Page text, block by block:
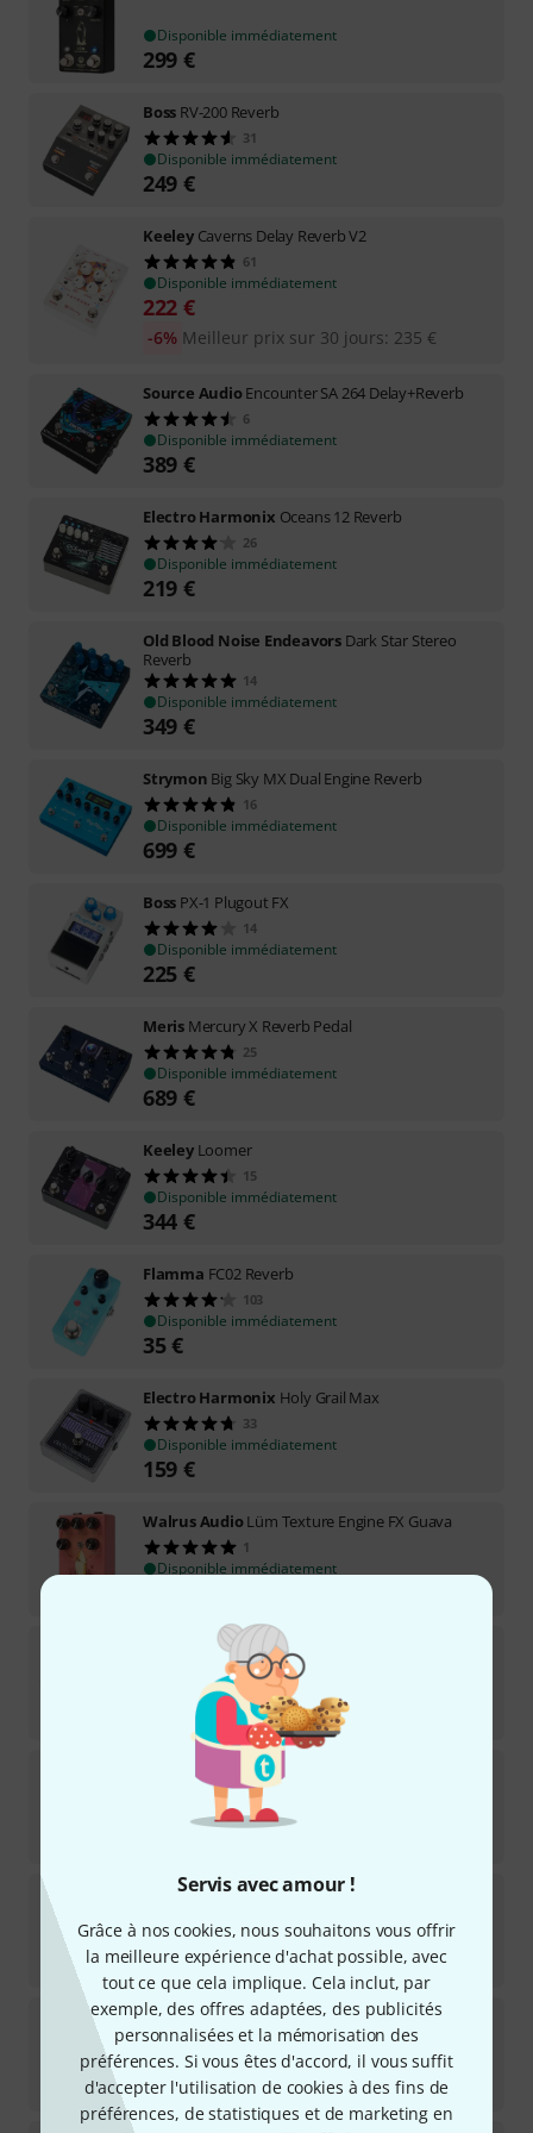
Servis avec amour !
Grâce à nos cookies, nous souhaitons vous offrir
la meilleure expérience d'achat possible, avec
tout ce que cela implique. Cela inclut, par
exemple, des offres adaptées, des publicités
personnalisées et la mémorisation des
préférences. Si vous êtes d'accord, il vous suffit
d'accepter l'utilisation de cookies à des fins de
préférences, de statistiques et de marketing en
Disponible immédiatement
299 €
Boss RV-200 Reverb
31
Disponible immédiatement
249 €
Keeley Caverns Delay Reverb V2
61
Disponible immédiatement
222 €
Meilleur prix sur 30 jours: 235 €
-6%
Source AudioEncounter SA 264 Delay+Reverb
6
Disponible immédiatement
389 €
Electro Harmonix Oceans 12 Reverb
26
Disponible immédiatement
219 €
Old Blood Noise Endeavors Dark Star Stereo
Reverb
14
Disponible immédiatement
349 €
Strymon Big Sky MX Dual Engine Reverb
16
Disponible immédiatement
699 €
Boss PX-1 Plugout FX
14
Disponible immédiatement
225 €
Meris Mercury X Reverb Pedal
25
Disponible immédiatement
689 €
Keeley Loomer
15
Disponible immédiatement
344 €
Flamma FC02 Reverb
103
Disponible immédiatement
35€
Electro Harmonix Holy Grail Max
33
Disponible immédiatement
159 €
Walrus AudioLüm Texture Engine FX Guava
1
Disponible immédiatement
GFI System Solis Ventus Reverb & Delay
5
Disponible immédiatement
R-14 Atmosphere Reverb
128
Disponible immédiatement
Surfy IndustriesSurfybear Compact Deluxe WH
Disponible immédiatement
379 €
CornerstoneNucleo Stereo Reverb
4
Disponible immédiatement
422€